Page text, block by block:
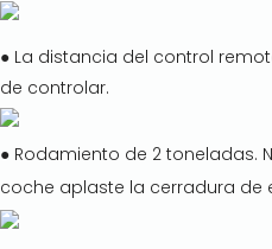
● La distancia del control
de controlar.
● Rodamiento de 2 toneladas.
coche aplaste la cerradura de